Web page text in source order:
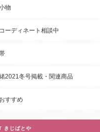
物
ディネート相談中
冬号掲載・関連商品
すすめ
きじばとや